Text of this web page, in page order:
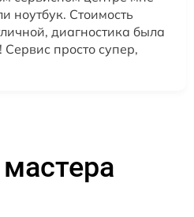
ноутбук. Стоимость
диагностика была
просто супер,